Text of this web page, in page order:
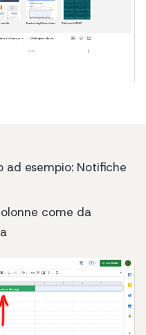
ad esempio: Notifiche
come da